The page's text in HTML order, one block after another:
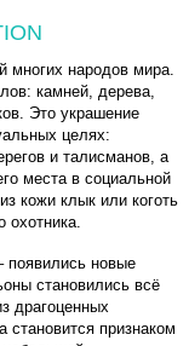
народов мира.
камней, дерева,
Это украшение
целях:
и талисманов, а
места в социальной
кожи клык или коготь
охотника.
новые
становились всё
драгоценных
становится признаком